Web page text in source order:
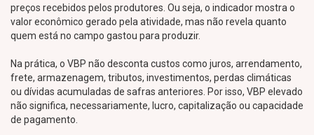
preços recebidos pelos produtores. Ou seja, o indicador mostra o
valor econômico gerado pela atividade, mas não revela quanto
quem está no campo gastou para produzir.
Na prática, o VBP não desconta custos como juros, arrendamento,
frete, armazenagem, tributos, investimentos, perdas climáticas
ou dívidas acumuladas de safras anteriores. Por isso, VBP elevado
não significa, necessariamente, lucro, capitalização ou capacidade
de pagamento.